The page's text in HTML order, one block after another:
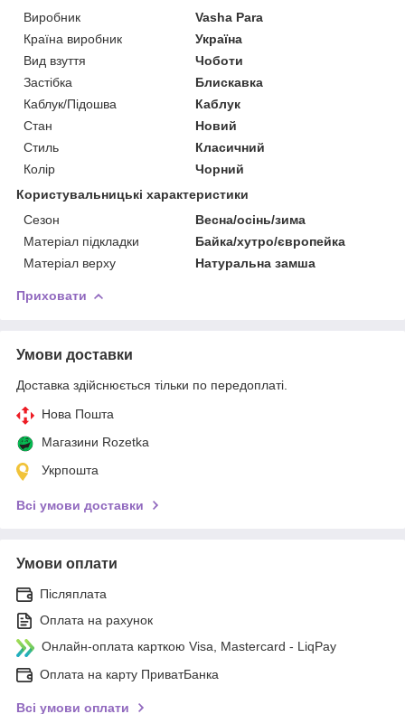
Виробник
Vasha Para
Країна виробник
Україна
Вид взуття
Чоботи
Застібка
Блискавка
Каблук/Підошва
Каблук
Стан
Новий
Стиль
Класичний
Колір
Чорний
Користувальницькі характеристики
Сезон
Весна/осінь/зима
Матеріал підкладки
Байка/хутро/європейка
Матеріал верху
Натуральна замша
Приховати
Умови доставки
Доставка здійснюється тільки по передоплаті.
Нова Пошта
Магазини Rozetka
Укрпошта
Всі умови доставки
Умови оплати
Післяплата
Оплата на рахунок
Онлайн-оплата карткою Visa, Mastercard - LiqPay
Оплата на карту ПриватБанка
Всі умови оплати